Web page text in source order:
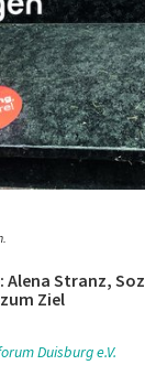
Alena Stranz,
Ziel
Duisburg e.V.